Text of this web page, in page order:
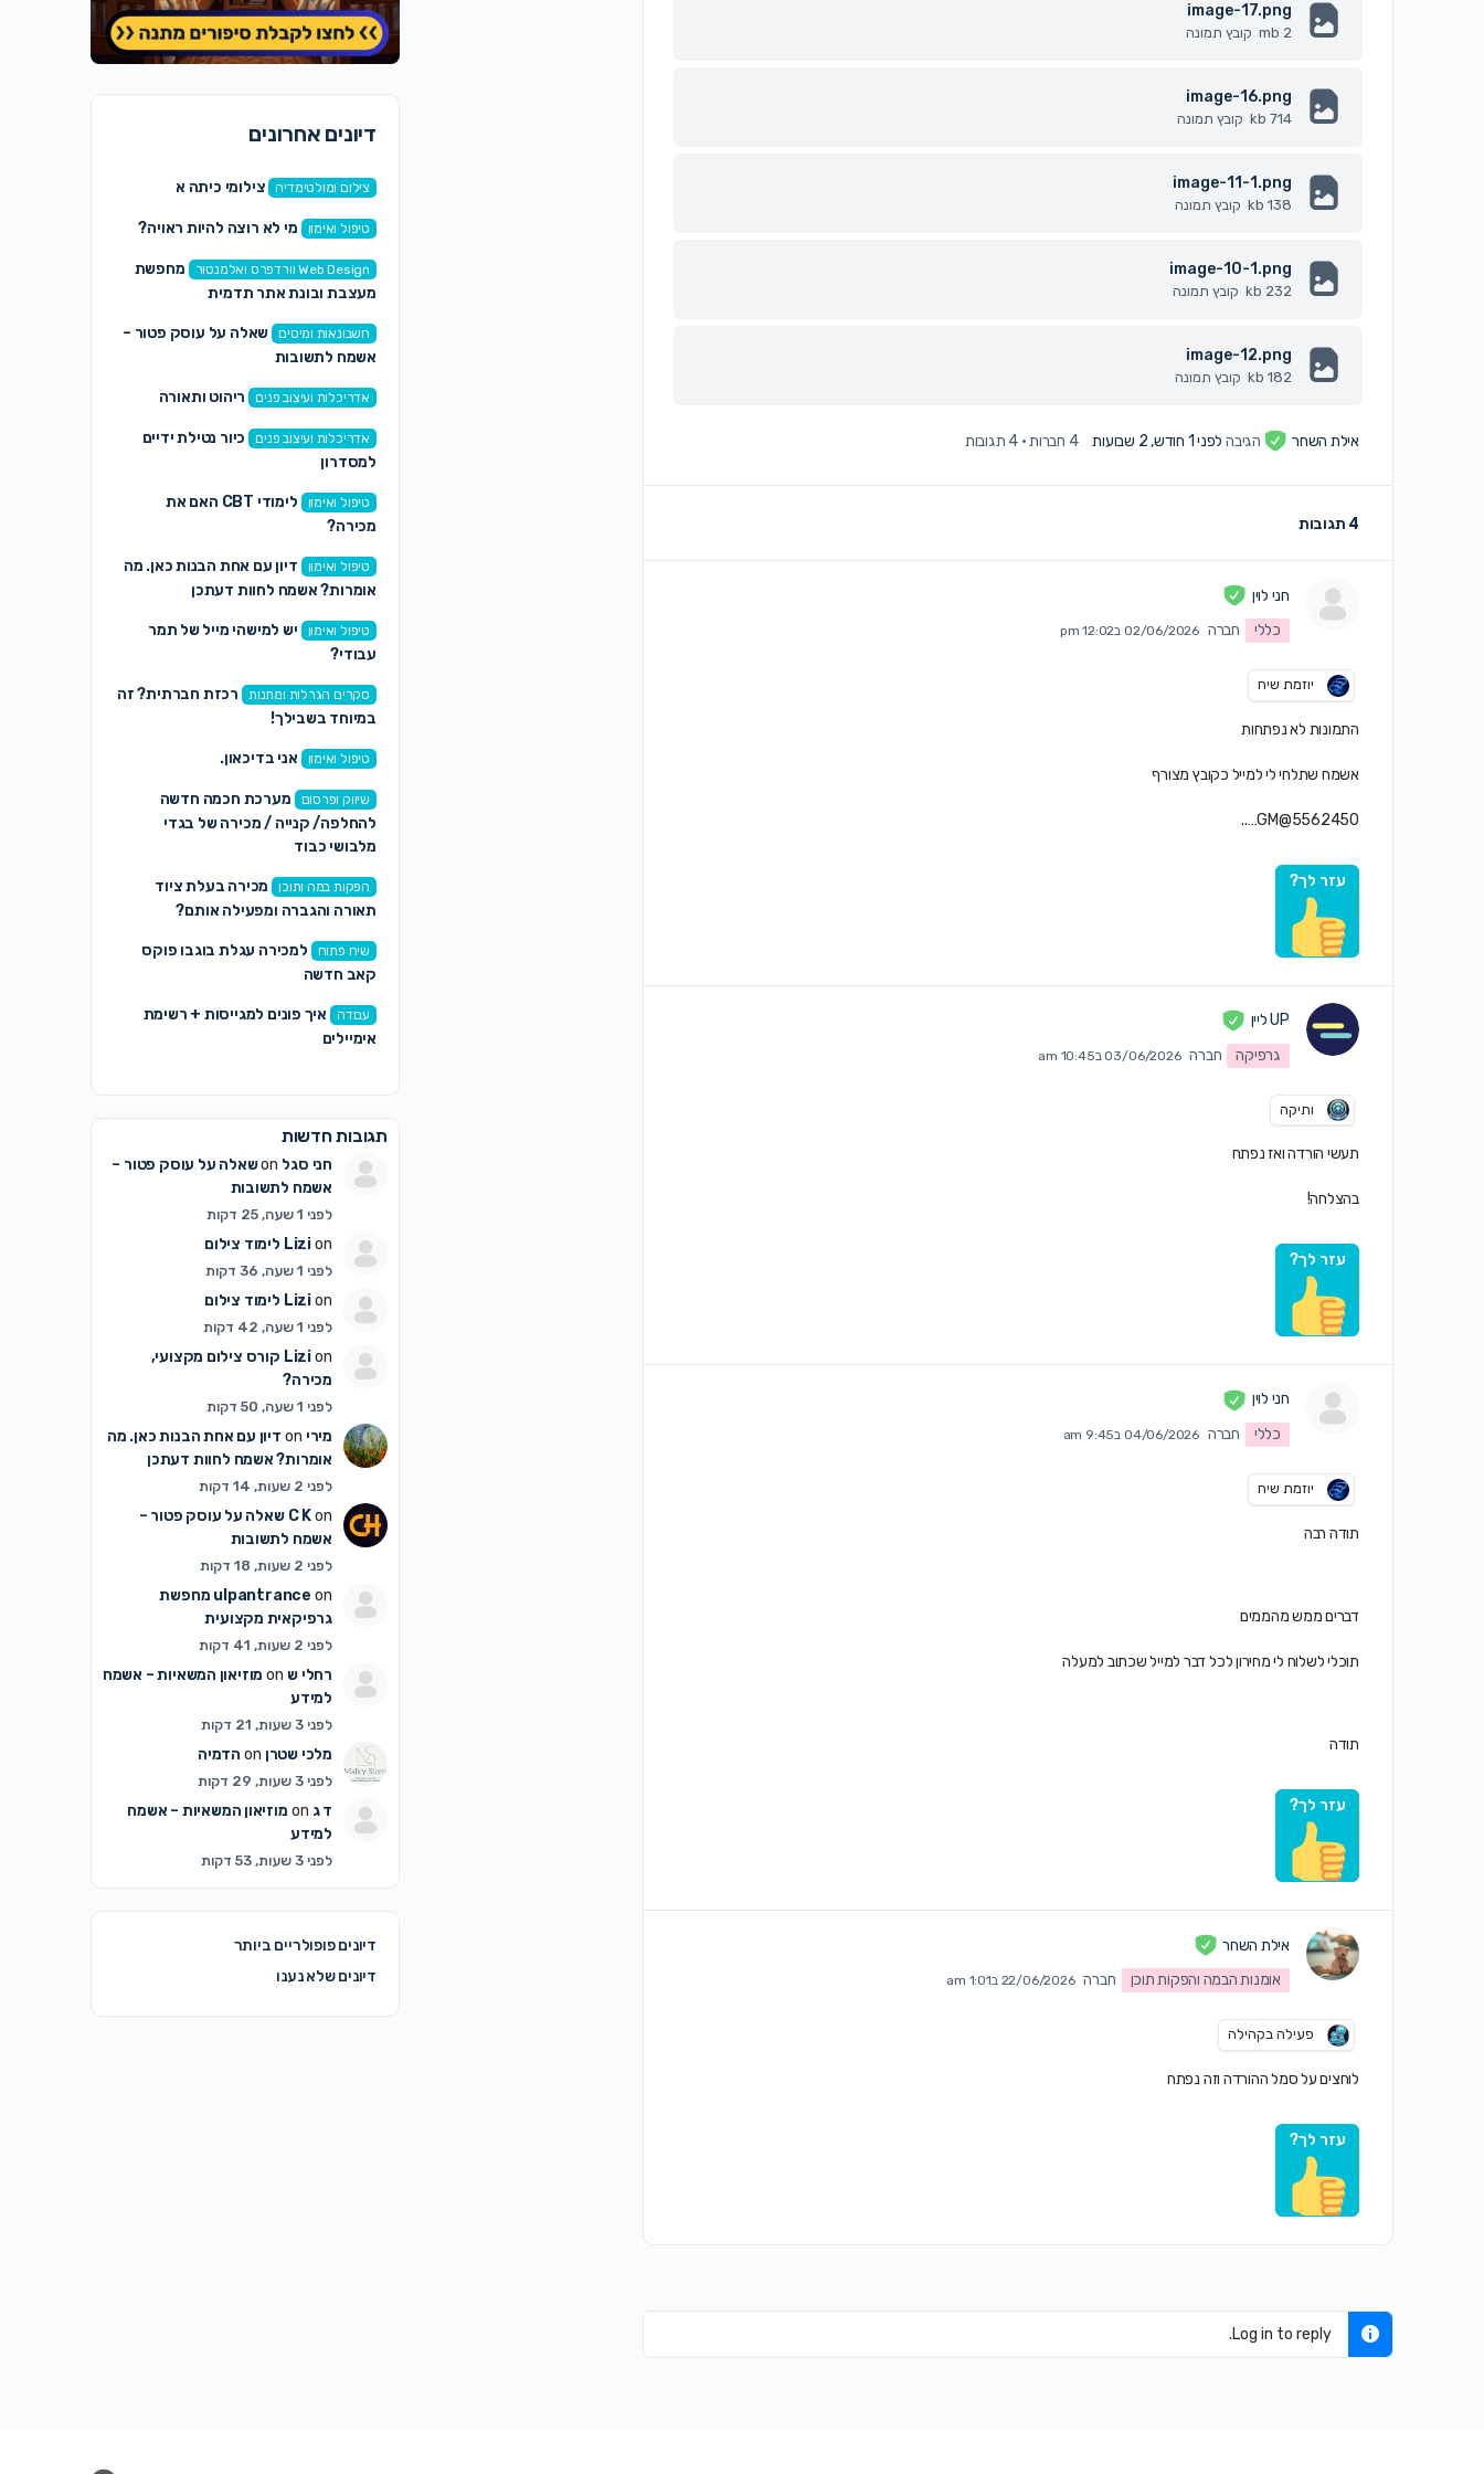
image-17.png
2 mb קובץ תמונה
image-16.png
714 kb קובץ תמונה
image-11-1.png
138 kb קובץ תמונה
image-10-1.png
232 kb קובץ תמונה
image-12.png
182 kb קובץ תמונה
אילת השחר הגיבה לפני 1 חודש, 2 שבועות 4 חברות · 4 תגובות
4 תגובות
חני לוין
כללי
חברה 02/06/2026 ב12:02 pm
יוזמת שיח
התמונות לא נפתחות
אשמח שתלחי לי למייל כקובץ מצורף
5562450@GM…..
עזר לך?
UP ליין
גרפיקה
חברה 03/06/2026 ב10:45 am
ותיקה
תעשי הורדה ואז נפתח
בהצלחה!
עזר לך?
חני לוין
כללי
חברה 04/06/2026 ב9:45 am
יוזמת שיח
תודה רבה
דברים ממש מהממים
תוכלי לשלוח לי מחירון לכל דבר למייל שכתוב למעלה
תודה
עזר לך?
אילת השחר
אומנות הבמה והפקות תוכן
חברה 22/06/2026 ב1:01 am
פעילה בקהילה
לוחצים על סמל ההורדה וזה נפתח
עזר לך?
Log in to reply.
דיונים אחרונים
צילום ומולטימדיה צילומי כיתה א
טיפול ואימון מי לא רוצה להיות ראויה?
Web Design וורדפרס ואלמנטור
מחפשת
מעצבת ובונת אתר תדמית
חשבונאות ומיסים
שאלה על עוסק פטור –
אשמח לתשובות
אדריכלות ועיצוב פנים ריהוט ותאורה
אדריכלות ועיצוב פנים
כיור נטילת ידיים
למסדרון
טיפול ואימון
לימודי CBT האם את
מכירה?
טיפול ואימון
דיון עם אחת הבנות כאן. מה
אומרות? אשמח לחוות דעתכן
טיפול ואימון
יש למישהי מייל של תמר
עבודי?
סקרים הגרלות ומתנות
רכזת חברתית? זה
במיוחד בשבילך!
טיפול ואימון אני בדיכאון.
שיווק ופרסום
מערכת חכמה חדשה
להחלפה/ קנייה / מכירה של בגדי
מלבושי כבוד
הפקות במה ותוכן
מכירה בעלת ציוד
תאורה והגברה ומפעילה אותם?
שיח פתוח
למכירה עגלת בוגבו פוקס
קאב חדשה
עבודה
איך פונים למגייסות + רשימת
אימיילים
תגובות חדשות
חני סגל
שאלה על עוסק פטור –
אשמח לתשובות
לפני 1 שעה, 25 דקות
Lizion לימוד צילום
לפני 1 שעה, 36 דקות
Lizion לימוד צילום
לפני 1 שעה, 42 דקות
Lizion
קורס צילום מקצועי,
מכירה?
לפני 1 שעה, 50 דקות
מירי
דיון עם אחת הבנות כאן. מה
אומרות? אשמח לחוות דעתכן
לפני 2 שעות, 14 דקות
C Kon
שאלה על עוסק פטור –
אשמח לתשובות
לפני 2 שעות, 18 דקות
ulpantrance on
מחפשת
גרפיקאית מקצועית
לפני 2 שעות, 41 דקות
רחלי ש
מוזיאון המשאיות – אשמח
למידע
לפני 3 שעות, 21 דקות
מלכי שטרן הדמיה
לפני 3 שעות, 29 דקות
ד ג
מוזיאון המשאיות – אשמח
למידע
לפני 3 שעות, 53 דקות
דיונים פופולריים ביותר
דיונים שלא נענו